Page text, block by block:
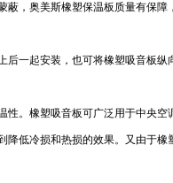
蔽，奥美斯橡塑保温板质量有保障
后一起安装，也可将橡塑吸音板纵
性。橡塑吸音板可广泛用于中央空
降低冷损和热损的效果。又由于橡